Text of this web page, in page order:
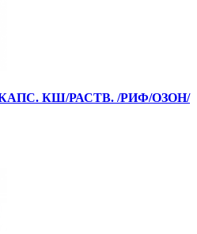
КШ/РАСТВ. /РИФ/ОЗОН/